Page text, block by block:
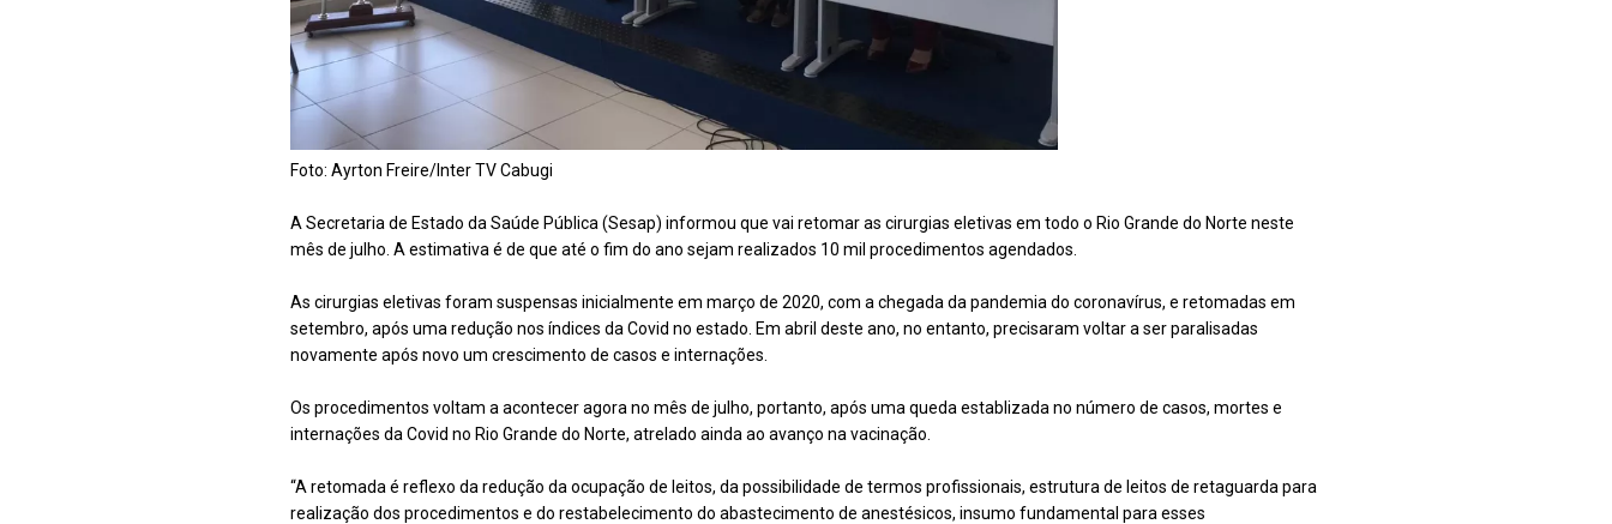
Foto: Ayrton Freire/Inter TV Cabugi
A Secretaria de Estado da Saúde Pública (Sesap) informou que vai retomar as cirurgias eletivas em todo o Rio Grande do Norte neste
mês de julho. A estimativa é de que até o fim do ano sejam realizados 10 mil procedimentos agendados.
As cirurgias eletivas foram suspensas inicialmente em março de 2020, com a chegada da pandemia do coronavírus, e retomadas em
setembro, após uma redução nos índices da Covid no estado. Em abril deste ano, no entanto, precisaram voltar a ser paralisadas
novamente após novo um crescimento de casos e internações.
Os procedimentos voltam a acontecer agora no mês de julho, portanto, após uma queda establizada no número de casos, mortes e
internações da Covid no Rio Grande do Norte, atrelado ainda ao avanço na vacinação.
“A retomada é reflexo da redução da ocupação de leitos, da possibilidade de termos profissionais, estrutura de leitos de retaguarda para
realização dos procedimentos e do restabelecimento do abastecimento de anestésicos, insumo fundamental para esses